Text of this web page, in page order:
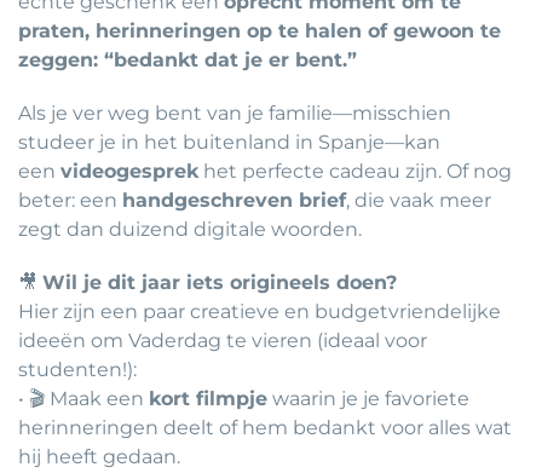
praten, herinneringen op te halen of gewoon te
zeggen: “bedankt dat je er bent.”
Als je ver weg bent van je familie—misschien
studeer je in het buitenland in Spanje—kan
een videogesprekhet perfecte cadeau zijn. Of nog
beter: een handgeschreven brief, die vaak meer
zegt dan duizend digitale woorden.
🎥 Wil je dit jaar iets origineels doen?
Hier zijn een paar creatieve en budgetvriendelijke
ideeën om Vaderdag te vieren (ideaal voor
studenten!):
• 🎬 Maak een kort filmpje waarin je je favoriete
herinneringen deelt of hem bedankt voor alles wat
hij heeft gedaan.